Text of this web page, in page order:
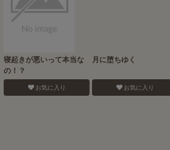
寝起きが悪いって本当な
の！？
お気に入り
月に堕ちゆく
お気に入り